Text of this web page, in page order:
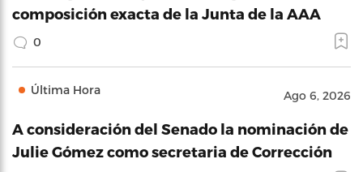
composición exacta de la Junta de la AAA
0
Última Hora Ago 6, 2026
A consideración del Senado la nominación de
Julie Gómez como secretaria de Corrección